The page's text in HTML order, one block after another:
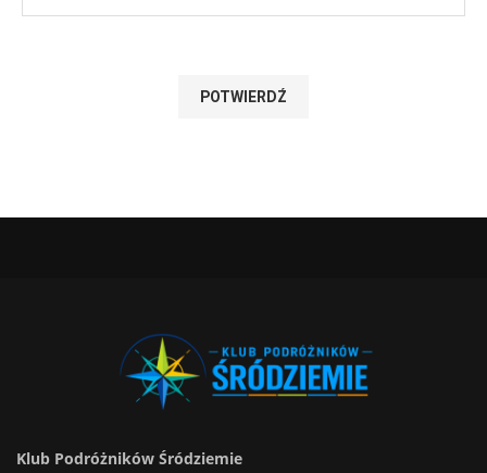
Klub Podróżników Śródziemie